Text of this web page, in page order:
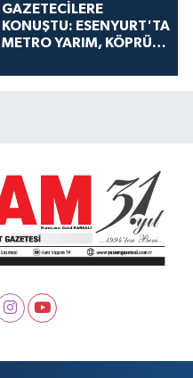
GAZETECİLERE
KONUŞTU: ESENYURT'TA
METRO YARIM, KÖPRÜ
KOKUYOR!